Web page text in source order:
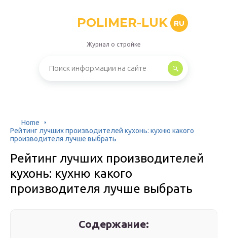
POLIMER-LUK RU
Журнал о стройке
Home
Рейтинг лучших производителей кухонь: кухню какого
производителя лучше выбрать
Рейтинг лучших производителей
кухонь: кухню какого
производителя лучше выбрать
Содержание: